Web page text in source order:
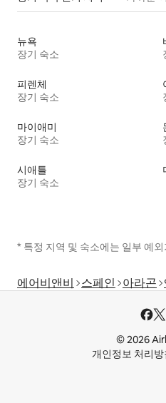
뉴욕
장기 숙소
피렌체
장기 숙소
마이애미
장기 숙소
시애틀
장기 숙소
* 특정 지역 및 숙소에는 일부 예
에어비앤비 스페인 아라곤
© 2026
개인정보 처리방